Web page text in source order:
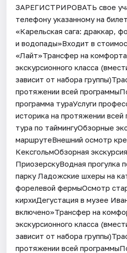
ЗАРЕГИСТРИРОВАТЬ свое
телефону указанному на
«Карельская сага: драккар,
и водопады»Входит в
«Лайт»Трансфер на
экскурсионного класса
зависит от набора
протяжении всей
программа тураУслуги
историка на протяжении всей
тура по таймингуОбзорные
маршрутеВнешний осмотр
КексгольмОбзорная
ПриозерскуВодная прогулка
парку Ладожские шхеры на
форелевой фермыОсмотр
кирхиДегустация в музее
включено»Трансфер на
экскурсионного класса
зависит от набора
протяжении всей